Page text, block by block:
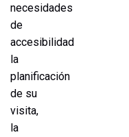
necesidades
de
accesibilidad
la
planificación
de su
visita,
la